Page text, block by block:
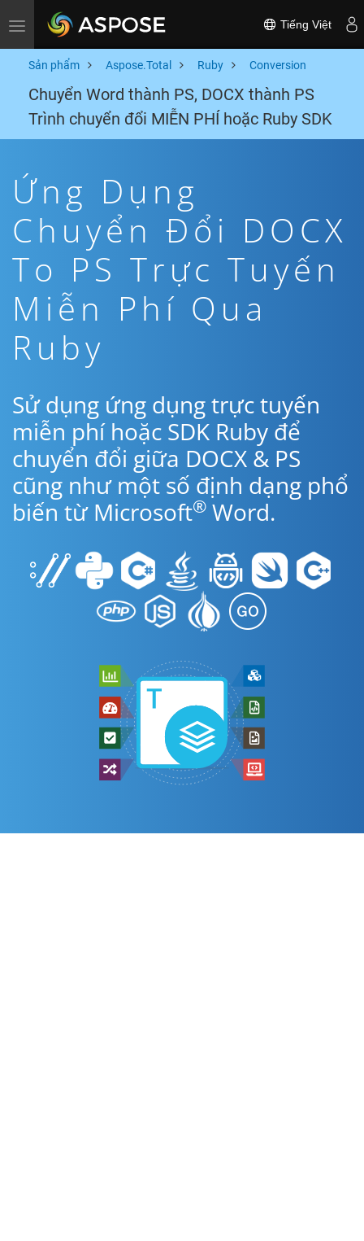
Toggle navigation Tiếng Việt
Sản phẩm Aspose.Total Ruby Conversion
Chuyển Word thành PS, DOCX thành PS
Trình chuyển đổi MIỄN PHÍ hoặc Ruby SDK
Ứng Dụng
Chuyển Đổi DOCX
To PS Trực Tuyến
Miễn Phí Qua
Ruby
Sử dụng ứng dụng trực tuyến
miễn phí hoặc SDK Ruby để
chuyển đổi giữa DOCX & PS
cũng như một số định dạng phổ
biến từ Microsoft® Word.